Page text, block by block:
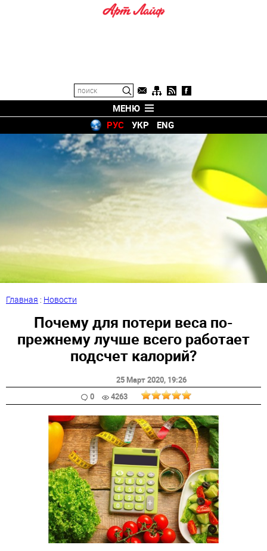
МЕНЮ
РУС
УКР ENG
Главная : Новости
Почему для потери веса по-
прежнему лучше всего работает
подсчет калорий?
25 Март 2020, 19:26
0
4263